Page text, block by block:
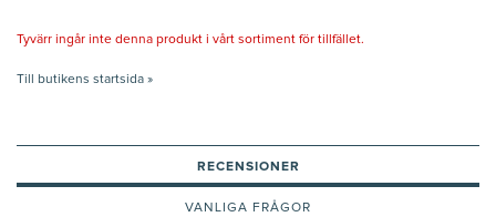
Tyvärr ingår inte denna produkt i vårt sortiment för tillfället.
Till butikens startsida »
RECENSIONER
VANLIGA FRÅGOR